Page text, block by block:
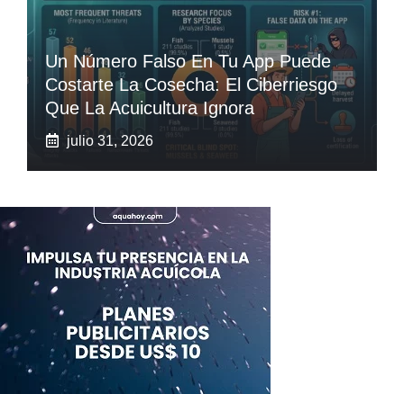
Un Número Falso En Tu App Puede
Costarte La Cosecha: El Ciberriesgo
Que La Acuicultura Ignora
julio 31, 2026